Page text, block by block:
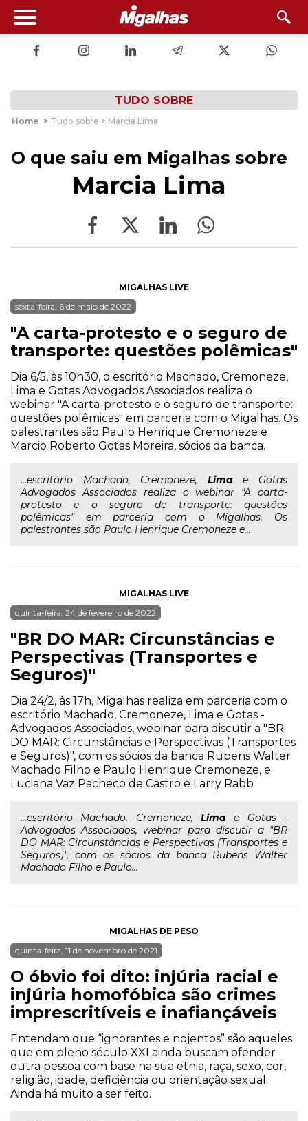
TUDO SOBRE
Home > Tudo sobre > Marcia Lima
O que saiu em Migalhas sobre
Marcia Lima
MIGALHAS LIVE
sexta-feira, 6 de maio de 2022
"A carta-protesto e o seguro de
transporte: questões polêmicas"
Dia 6/5, às 10h30, o escritório Machado, Cremoneze,
Lima e Gotas Advogados Associados realiza o
webinar "A carta-protesto e o seguro de transporte:
questões polêmicas" em parceria com o Migalhas. Os
palestrantes são Paulo Henrique Cremoneze e
Marcio Roberto Gotas Moreira, sócios da banca.
...escritório Machado, Cremoneze, Limae Gotas
Advogados Associados realiza o webinar "A carta-
protesto e o seguro de transporte: questões
polêmicas" em parceria com o Migalhas. Os
palestrantes são Paulo Henrique Cremoneze e...
MIGALHAS LIVE
quinta-feira, 24 de fevereiro de 2022
"BR DO MAR: Circunstâncias e
Perspectivas (Transportes e
Seguros)"
Dia 24/2, às 17h, Migalhas realiza em parceria com o
escritório Machado, Cremoneze, Lima e Gotas -
Advogados Associados, webinar para discutir a "BR
DO MAR: Circunstâncias e Perspectivas (Transportes
e Seguros)", com os sócios da banca Rubens Walter
Machado Filho e Paulo Henrique Cremoneze, e
Luciana Vaz Pacheco de Castro e Larry Rabb
...escritório Machado, Cremoneze, Lima e Gotas -
Advogados Associados, webinar para discutir a "BR
DO MAR: Circunstâncias e Perspectivas (Transportes e
Seguros)", com os sócios da banca Rubens Walter
Machado Filho e Paulo...
MIGALHAS DE PESO
quinta-feira, 11 de novembro de 2021
O óbvio foi dito: injúria racial e
injúria homofóbica são crimes
imprescritíveis e inafiançáveis
Entendam que “ignorantes e nojentos” são aqueles
que em pleno século XXI ainda buscam ofender
outra pessoa com base na sua etnia, raça, sexo, cor,
religião, idade, deficiência ou orientação sexual.
Ainda há muito a ser feito.